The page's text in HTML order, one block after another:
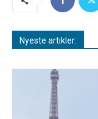
Nyeste artikler: